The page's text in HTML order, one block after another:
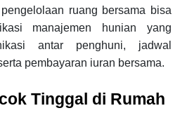
ruang bersama bisa
manajemen hunian yang
antar penghuni, jadwal
pembayaran iuran bersama.
Tinggal di Rumah